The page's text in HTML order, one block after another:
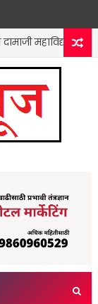
महाविद्यालयात